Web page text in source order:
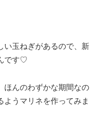
い玉ねぎがあるので、新
です♡
ほんのわずかな期間なの
ようマリネを作ってみま